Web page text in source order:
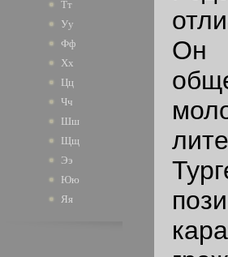
Тт
Уу
Фф
Хх
Цц
Чч
Шш
Щщ
Ээ
Юю
Яя
Он